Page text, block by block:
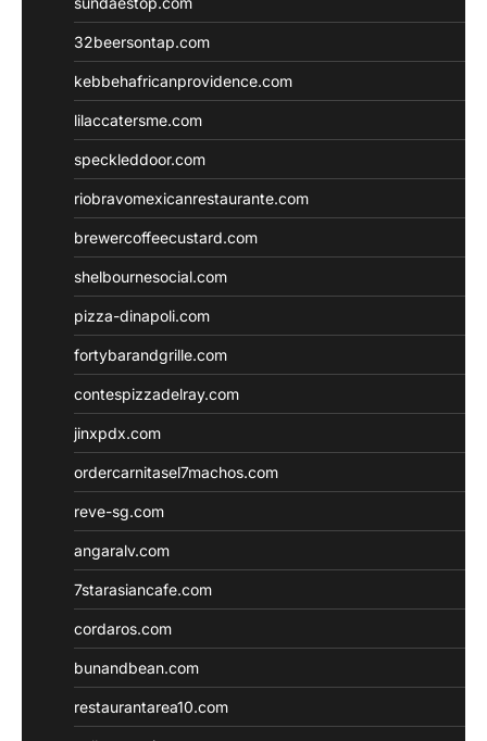
32beersontap.com
kebbehafricanprovidence.com
lilaccatersme.com
speckleddoor.com
riobravomexicanrestaurante.com
brewercoffeecustard.com
shelbournesocial.com
pizza-dinapoli.com
fortybarandgrille.com
contespizzadelray.com
jinxpdx.com
ordercarnitasel7machos.com
reve-sg.com
angaralv.com
7starasiancafe.com
cordaros.com
bunandbean.com
restaurantarea10.com